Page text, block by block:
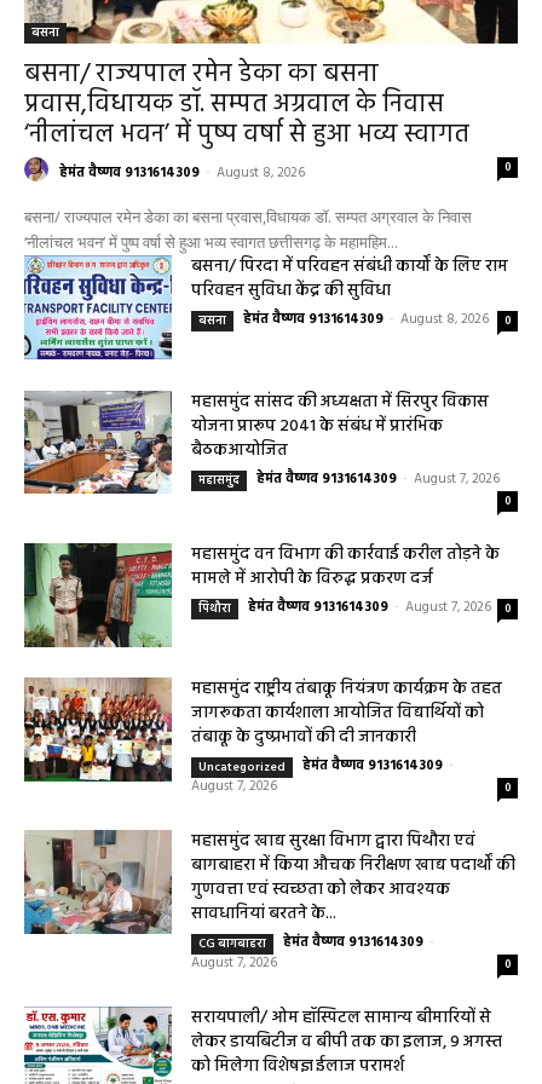
बसना
बसना/ राज्यपाल रमेन डेका का बसना
प्रवास,विधायक डॉ. सम्पत अग्रवाल के निवास
‘नीलांचल भवन’ में पुष्प वर्षा से हुआ भव्य स्वागत
हेमंत वैष्णव 9131614309 - August 8, 2026 0
बसना/ राज्यपाल रमेन डेका का बसना प्रवास,विधायक डॉ. सम्पत अग्रवाल के निवास
‘नीलांचल भवन’ में पुष्प वर्षा से हुआ भव्य स्वागत छत्तीसगढ़ के महामहिम...
बसना/ पिरदा में परिवहन संबंधी कार्यों के लिए राम
परिवहन सुविधा केंद्र की सुविधा
बसना हेमंत वैष्णव 9131614309 - August 8, 2026 0
महासमुंद सांसद की अध्यक्षता में सिरपुर विकास
योजना प्रारूप 2041 के संबंध में प्रारंभिक
बैठकआयोजित
महासमुंद हेमंत वैष्णव 9131614309 - August 7, 2026
0
महासमुंद वन विभाग की कार्रवाई करील तोड़ने के
मामले में आरोपी के विरुद्ध प्रकरण दर्ज
पिथौरा हेमंत वैष्णव 9131614309 - August 7, 2026 0
महासमुंद राष्ट्रीय तंबाकू नियंत्रण कार्यक्रम के तहत
जागरूकता कार्यशाला आयोजित विद्यार्थियों को
तंबाकू के दुष्प्रभावों की दी जानकारी
Uncategorized हेमंत वैष्णव 9131614309 -
August 7, 2026
0
महासमुंद खाद्य सुरक्षा विभाग द्वारा पिथौरा एवं
बागबाहरा में किया औचक निरीक्षण खाद्य पदार्थों की
गुणवत्ता एवं स्वच्छता को लेकर आवश्यक
सावधानियां बरतने के...
CG बागबाहरा हेमंत वैष्णव 9131614309 -
August 7, 2026
0
सरायपाली/ ओम हॉस्पिटल सामान्य बीमारियों से
लेकर डायबिटीज व बीपी तक का इलाज, 9 अगस्त
को मिलेगा विशेषज्ञ ईलाज परामर्श